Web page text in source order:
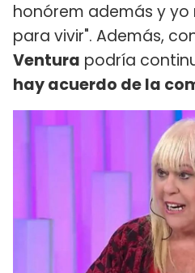
honórem además y
para vivir". Además,
Ventura podría
hay acuerdo de la